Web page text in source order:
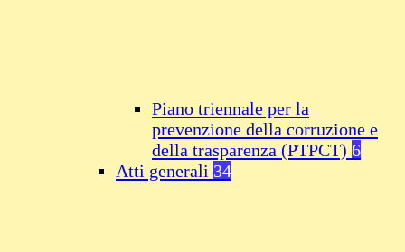
Piano triennale per la
prevenzione della corruzione e
della trasparenza (PTPCT) 6
Atti generali 34